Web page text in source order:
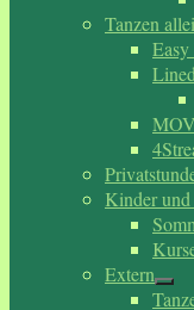
Tanzen
Kinder
Extern